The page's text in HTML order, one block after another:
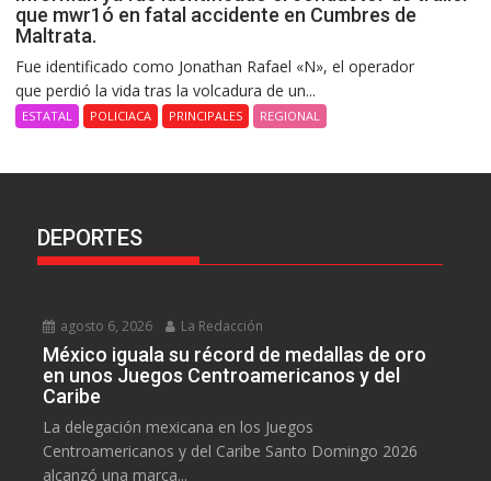
que mwr1ó en fatal accidente en Cumbres de
Maltrata.
Fue identificado como Jonathan Rafael «N», el operador
que perdió la vida tras la volcadura de un...
ESTATAL POLICIACA PRINCIPALES REGIONAL
DEPORTES
agosto 6, 2026 La Redacción
México iguala su récord de medallas de oro
en unos Juegos Centroamericanos y del
Caribe
La delegación mexicana en los Juegos
Centroamericanos y del Caribe Santo Domingo 2026
alcanzó una marca...